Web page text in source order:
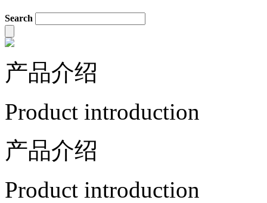
Search
产品介绍
Product introduction
产品介绍
Product introduction